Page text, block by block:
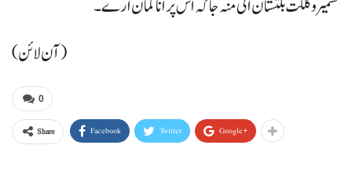
کشمیر و گلگت بلتستان اٹی منہ جاگہ اس پر انا گمان ارے۔
(آن لائن)
0
Share Facebook Twitter Google+